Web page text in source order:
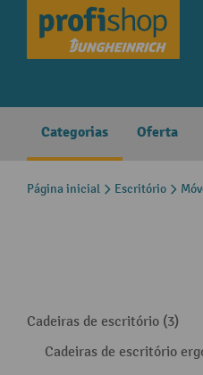
Saltar para a
Categorias Oferta
Página inicial Escritório
Cadeiras de escritório (3)
Cadeiras de escritório